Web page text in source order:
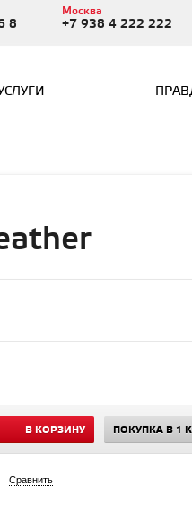
8
Москва
+7 938 4 222 222
В КОРЗИНУ ПОКУПКА В 1
Сравнить